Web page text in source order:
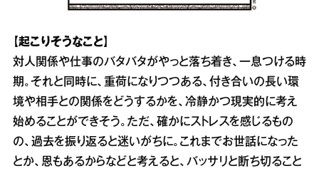
【起こりそうなこと】
対人関係や仕事のバタバタがやっと落ち着き、一息つける時
期。それと同時に、重荷になりつつある、付き合いの長い環
境や相手との関係をどうするかを、冷静かつ現実的に考え
始めることができそう。ただ、確かにストレスを感じるもの
の、過去を振り返ると迷いがちに。これまでお世話になった
とか、恩もあるからなどと考えると、バッサリと断ち切ること